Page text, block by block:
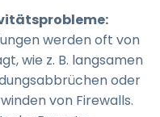
werden oft von
wie z. B. langsamen
oder
von Firewalls.